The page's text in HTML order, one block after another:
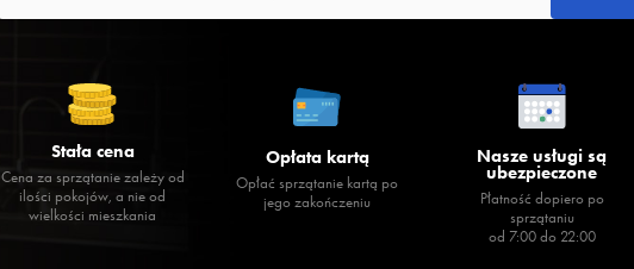
Stała cena
Cena za sprzątanie zależy od
ilości pokojów, a nie od
wielkości mieszkania
Opłata kartą
Opłać sprzątanie kartą po
jego zakończeniu
Nasze usługi są
ubezpieczone
Płatność dopiero po
sprzątaniu
od 7:00 do 22:00